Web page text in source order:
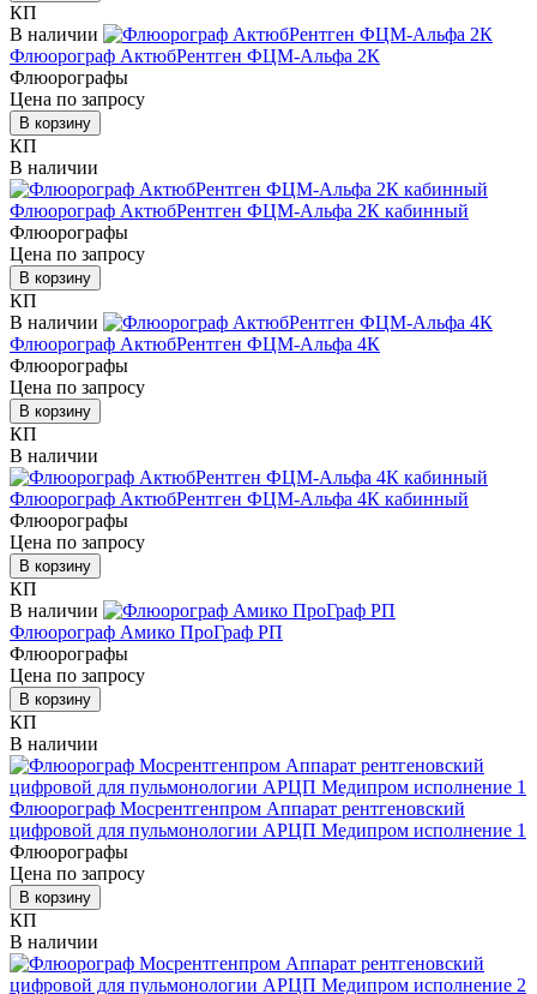
КП
В наличии
Флюорограф АктюбРентген ФЦМ-Альфа 2К
Флюорографы
Цена по запросу
В корзину
КП
В наличии
Флюорограф АктюбРентген ФЦМ-Альфа 2К кабинный
Флюорографы
Цена по запросу
В корзину
КП
В наличии
Флюорограф АктюбРентген ФЦМ-Альфа 4К
Флюорографы
Цена по запросу
В корзину
КП
В наличии
Флюорограф АктюбРентген ФЦМ-Альфа 4К кабинный
Флюорографы
Цена по запросу
В корзину
КП
В наличии
Флюорограф Амико ПроГраф РП
Флюорографы
Цена по запросу
В корзину
КП
В наличии
Флюорограф Мосрентгенпром Аппарат рентгеновский
цифровой для пульмонологии АРЦП Медипром исполнение 1
Флюорографы
Цена по запросу
В корзину
КП
В наличии